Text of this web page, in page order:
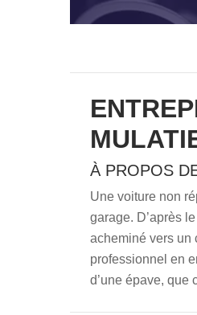
À PROPOS
Une voiture non
garage. D’après
acheminé vers un
professionnel en
d’une épave, que